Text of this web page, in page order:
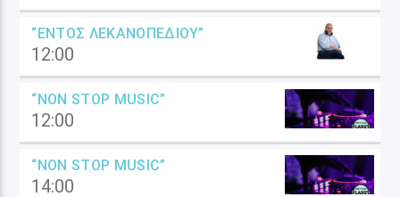
“ΕΝΤΌΣ ΛΕΚΑΝΟΠΕΔΊΟΥ”
12:00
“NON STOP MUSIC”
12:00
“NON STOP MUSIC”
14:00